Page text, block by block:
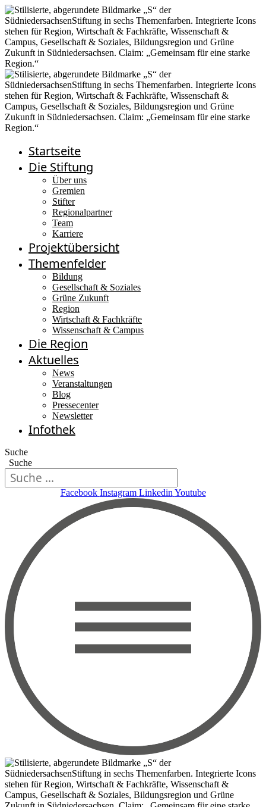
Startseite
Die Stiftung
Über uns
Gremien
Stifter
Regionalpartner
Team
Karriere
Projektübersicht
Themenfelder
Bildung
Gesellschaft & Soziales
Grüne Zukunft
Region
Wirtschaft & Fachkräfte
Wissenschaft & Campus
Die Region
Aktuelles
News
Veranstaltungen
Blog
Pressecenter
Newsletter
Infothek
Suche
Suche
Facebook Instagram Linkedin Youtube